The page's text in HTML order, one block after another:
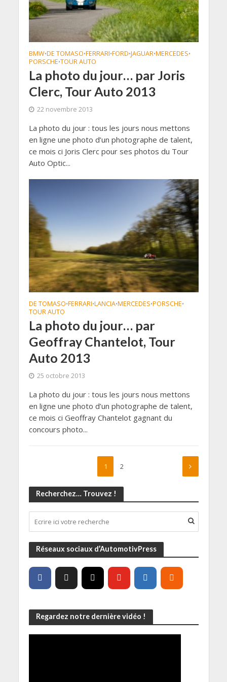
BMW•DE TOMASO•FERRARI•FORD•JAGUAR•MERCEDES•
PORSCHE•TOUR AUTO
La photo du jour… par Joris
Clerc, Tour Auto 2013
22 novembre 2013
La photo du jour : tous les jours nous mettons
en ligne une photo d’un photographe de talent,
ce mois ci Joris Clerc pour ses photos du Tour
Auto Optic...
DE TOMASO•FERRARI•LANCIA•MERCEDES•PORSCHE•
TOUR AUTO
La photo du jour… par
Geoffray Chantelot, Tour
Auto 2013
25 octobre 2013
La photo du jour : tous les jours nous mettons
en ligne une photo d’un photographe de talent,
ce mois ci Geoffray Chantelot gagnant du
concours photo...
1 2
Recherchez… Trouvez !
Réseaux sociaux d’AutomotivPress
Regardez notre dernière vidéo !